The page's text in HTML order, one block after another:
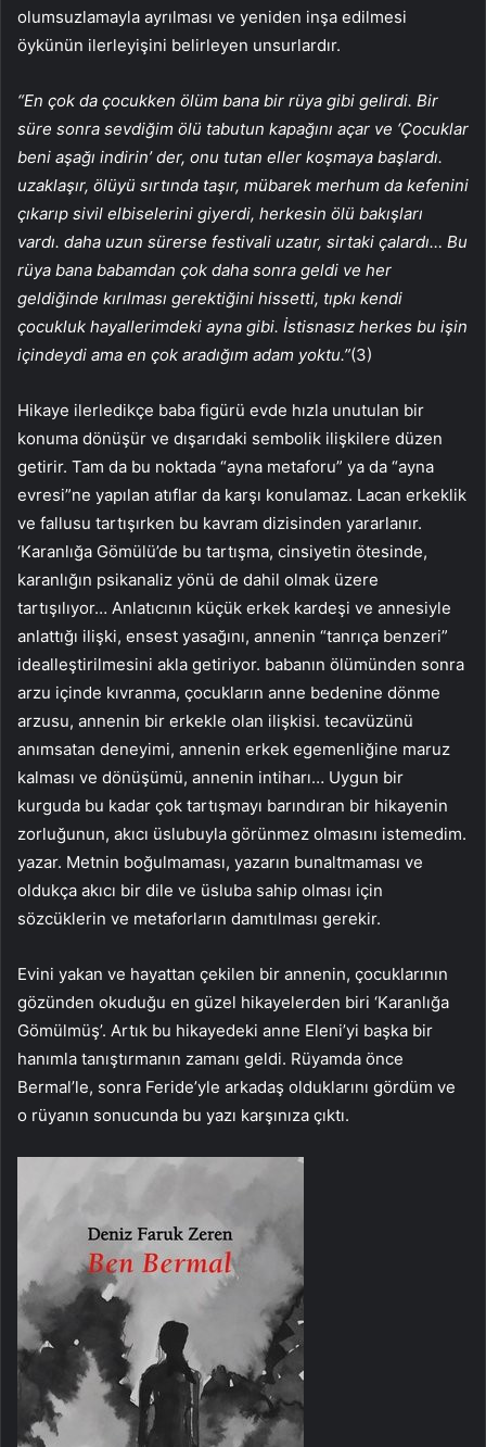
olumsuzlamayla ayrılması ve yeniden inşa edilmesi
öykünün ilerleyişini belirleyen unsurlardır.
“En çok da çocukken ölüm bana bir rüya gibi gelirdi. Bir
süre sonra sevdiğim ölü tabutun kapağını açar ve ‘Çocuklar
beni aşağı indirin’ der, onu tutan eller koşmaya başlardı.
uzaklaşır, ölüyü sırtında taşır, mübarek merhum da kefenini
çıkarıp sivil elbiselerini giyerdi, herkesin ölü bakışları
vardı. daha uzun sürerse festivali uzatır, sirtaki çalardı… Bu
rüya bana babamdan çok daha sonra geldi ve her
geldiğinde kırılması gerektiğini hissetti, tıpkı kendi
çocukluk hayallerimdeki ayna gibi. İstisnasız herkes bu işin
içindeydi ama en çok aradığım adam yoktu.”(3)
Hikaye ilerledikçe baba figürü evde hızla unutulan bir
konuma dönüşür ve dışarıdaki sembolik ilişkilere düzen
getirir. Tam da bu noktada “ayna metaforu” ya da “ayna
evresi”ne yapılan atıflar da karşı konulamaz. Lacan erkeklik
ve fallusu tartışırken bu kavram dizisinden yararlanır.
‘Karanlığa Gömülü’de bu tartışma, cinsiyetin ötesinde,
karanlığın psikanaliz yönü de dahil olmak üzere
tartışılıyor… Anlatıcının küçük erkek kardeşi ve annesiyle
anlattığı ilişki, ensest yasağını, annenin “tanrıça benzeri”
idealleştirilmesini akla getiriyor. babanın ölümünden sonra
arzu içinde kıvranma, çocukların anne bedenine dönme
arzusu, annenin bir erkekle olan ilişkisi. tecavüzünü
anımsatan deneyimi, annenin erkek egemenliğine maruz
kalması ve dönüşümü, annenin intiharı… Uygun bir
kurguda bu kadar çok tartışmayı barındıran bir hikayenin
zorluğunun, akıcı üslubuyla görünmez olmasını istemedim.
yazar. Metnin boğulmaması, yazarın bunaltmaması ve
oldukça akıcı bir dile ve üsluba sahip olması için
sözcüklerin ve metaforların damıtılması gerekir.
Evini yakan ve hayattan çekilen bir annenin, çocuklarının
gözünden okuduğu en güzel hikayelerden biri ‘Karanlığa
Gömülmüş’. Artık bu hikayedeki anne Eleni’yi başka bir
hanımla tanıştırmanın zamanı geldi. Rüyamda önce
Bermal’le, sonra Feride’yle arkadaş olduklarını gördüm ve
o rüyanın sonucunda bu yazı karşınıza çıktı.